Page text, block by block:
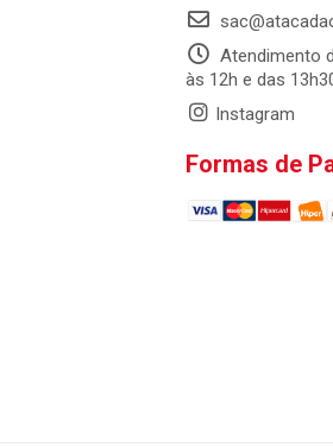
Atendimento
às 12h e das
Instagram
Formas de